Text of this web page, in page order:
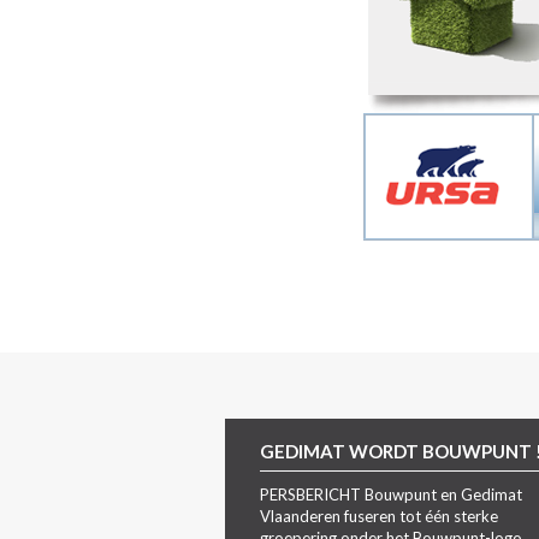
GEDIMAT WORDT BOUWPUNT
PERSBERICHT Bouwpunt en Gedimat
Vlaanderen fuseren tot één sterke